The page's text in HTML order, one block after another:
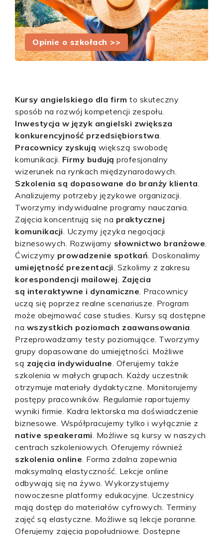
Opinie o szkołach >>
Kursy angielskiego dla firm to skuteczny
sposób na rozwój kompetencji zespołu.
Inwestycja w język angielski zwiększa
konkurencyjność przedsiębiorstwa.
Pracownicy zyskują większą swobodę
komunikacji. Firmy budują profesjonalny
wizerunek na rynkach międzynarodowych.
Szkolenia są dopasowane do branży klienta.
Analizujemy potrzeby językowe organizacji.
Tworzymy indywidualne programy nauczania.
Zajęcia koncentrują się na praktycznej
komunikacji. Uczymy języka negocjacji
biznesowych. Rozwijamy słownictwo branżowe.
Ćwiczymy prowadzenie spotkań. Doskonalimy
umiejętność prezentacji. Szkolimy z zakresu
korespondencji mailowej. Zajęcia
są interaktywne i dynamiczne. Pracownicy
uczą się poprzez realne scenariusze. Program
może obejmować case studies. Kursy są dostępne
na wszystkich poziomach zaawansowania.
Przeprowadzamy testy poziomujące. Tworzymy
grupy dopasowane do umiejętności. Możliwe
są zajęcia indywidualne. Oferujemy także
szkolenia w małych grupach. Każdy uczestnik
otrzymuje materiały dydaktyczne. Monitorujemy
postępy pracowników. Regularnie raportujemy
wyniki firmie. Kadra lektorska ma doświadczenie
biznesowe. Współpracujemy tylko i wyłącznie z
native speakerami. Możliwe są kursy w naszych
centrach szkoleniowych. Oferujemy również
szkolenia online. Forma zdalna zapewnia
maksymalną elastyczność. Lekcje online
odbywają się na żywo. Wykorzystujemy
nowoczesne platformy edukacyjne. Uczestnicy
mają dostęp do materiałów cyfrowych. Terminy
zajęć są elastyczne. Możliwe są lekcje poranne.
Oferujemy zajęcia popołudniowe. Dostępne